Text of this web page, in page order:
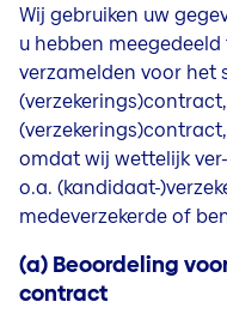
Wij gebruiken uw
u hebben
verzamelden voor het
omdat wij wettelijk
o.a. (kandidaat-
medeverzekerde of
(a) Beoordeling
contract